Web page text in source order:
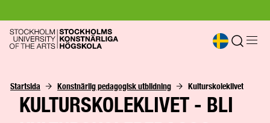
Startsida Konstnärlig pedagogisk utbildning Kulturskoleklivet
KULTURSKOLEKLIVET - BLI